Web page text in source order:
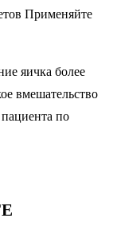
Применяйте
яичка более
вмешательство
по